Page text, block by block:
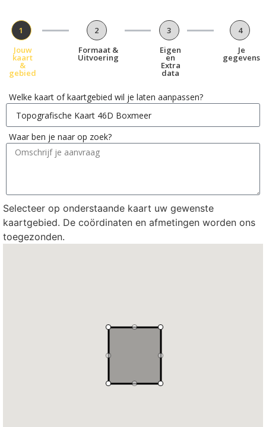
1
Jouw
kaart
&
gebied
2
Formaat &
Uitvoering
3
Eigen
en
Extra
data
4
Je
gegevens
Welke kaart of kaartgebied wil je laten aanpassen?
Waar ben je naar op zoek?
Selecteer op onderstaande kaart uw gewenste
kaartgebied. De coördinaten en afmetingen worden ons
toegezonden.